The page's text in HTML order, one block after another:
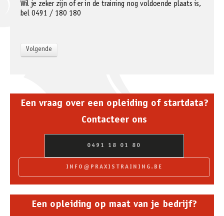
Wil je zeker zijn of er in de training nog voldoende plaats is,
bel 0491 / 180 180
Een vraag over een opleiding of startdata?
Contacteer ons
0491 18 01 80
INFO@PRAXISTRAINING.BE
Een opleiding op maat van je bedrijf?